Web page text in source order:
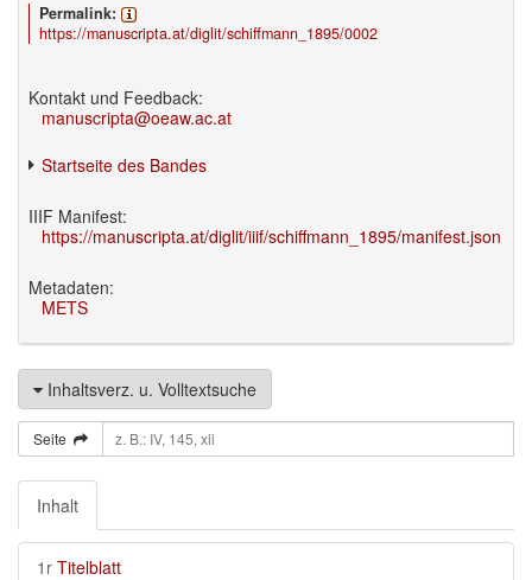
Permalink:
https://manuscripta.at/diglit/schiffmann_1895/0002
Kontakt und Feedback:
manuscripta@oeaw.ac.at
Startseite des Bandes
IIIF Manifest:
https://manuscripta.at/diglit/iiif/schiffmann_1895/manifest.json
Metadaten:
METS
Inhaltsverz. u. Volltextsuche
Seite
Inhalt
1r Titelblatt